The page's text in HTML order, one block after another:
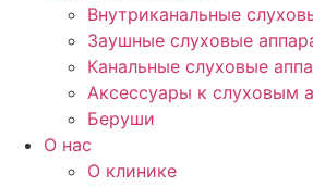
Внутриканальные
Заушные слуховые
Канальные слуховые
Аксессуары к слуховым
Беруши
О нас
О клинике